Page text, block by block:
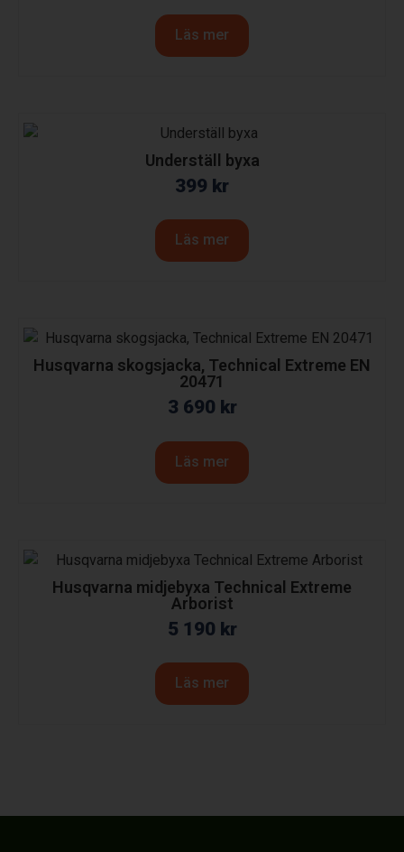
Läs mer
Underställ byxa
399 kr
Läs mer
Husqvarna skogsjacka, Technical Extreme EN
20471
3 690 kr
Läs mer
Husqvarna midjebyxa Technical Extreme
Arborist
5 190 kr
Läs mer